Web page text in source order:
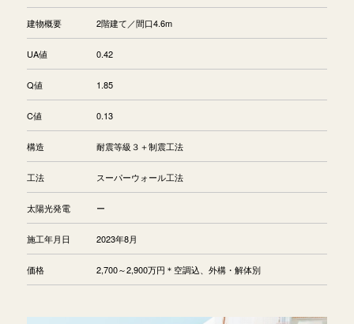
建物概要 2階建て／間口4.6m
UA値 0.42
Q値 1.85
C値 0.13
構造 耐震等級３＋制震工法
工法 スーパーウォール工法
太陽光発電 ー
施工年月日 2023年8月
価格 2,700～2,900万円＊空調込、外構・解体別